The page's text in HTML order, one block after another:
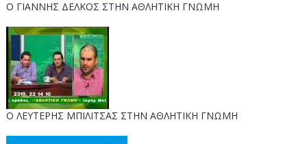
Ο ΓΙΑΝΝΗΣ ΔΕΛΚΟΣ ΣΤΗΝ ΑΘΛΗΤΙΚΗ ΓΝΩΜΗ
O ΛΕΥΤΕΡΗΣ ΜΠΙΛΙΤΣΑΣ ΣΤΗΝ ΑΘΛΗΤΙΚΗ ΓΝΩΜΗ